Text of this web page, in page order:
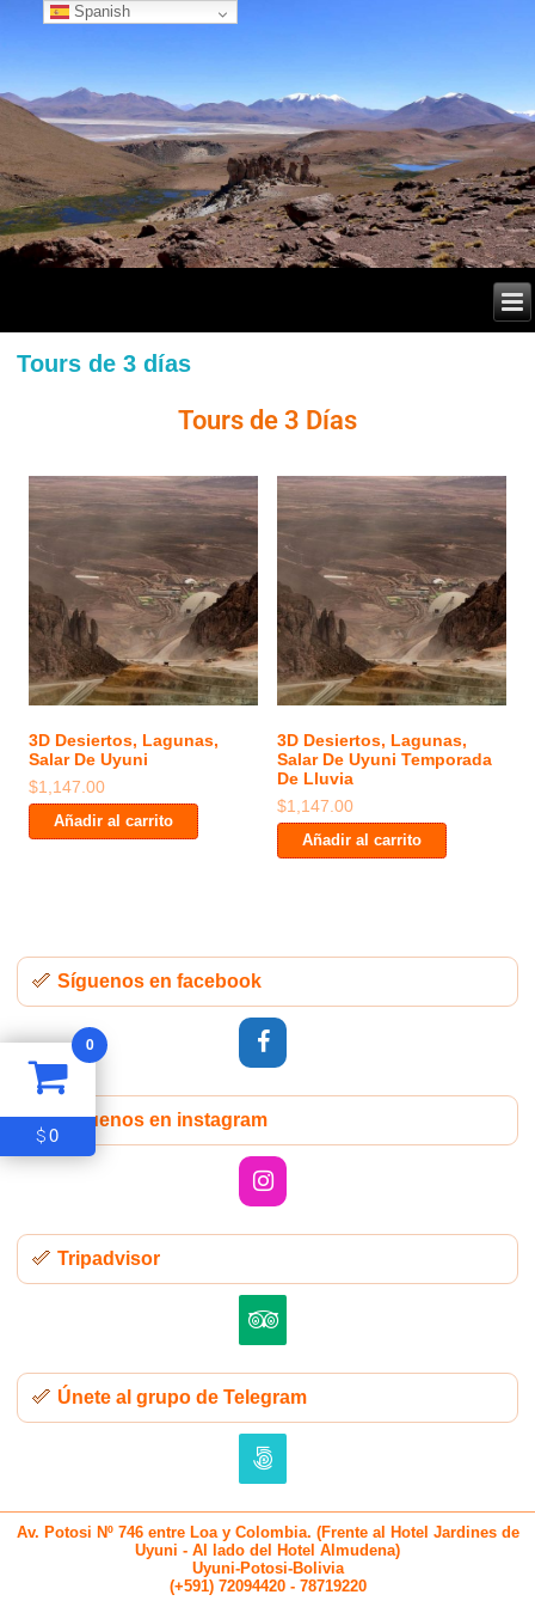
Tours de 3 días
Tours de 3 Días
3D Desiertos, Lagunas,
Salar De Uyuni
$1,147.00
Añadir al carrito
3D Desiertos, Lagunas,
Salar De Uyuni Temporada
De Lluvia
$1,147.00
Añadir al carrito
Síguenos en facebook
Síguenos en instagram
Tripadvisor
Únete al grupo de Telegram
Av. Potosi Nº 746 entre Loa y Colombia. (Frente al Hotel Jardines de
Uyuni - Al lado del Hotel Almudena)
Uyuni-Potosi-Bolivia
(+591) 72094420 - 78719220
Spanish
0
$0